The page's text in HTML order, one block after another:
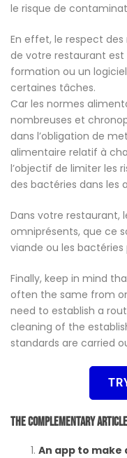
le risque de
En effet, le respect des
de votre restaurant
formation ou un
certaines tâches.
Car les normes
nombreuses et
dans l’obligation de
alimentaire relatif à
l’objectif de limiter les
des bactéries dans les
Dans votre restaurant,
omniprésents, que ce
viande ou les
Finally, keep in mind
often the same from
need to establish a
cleaning of the
standards are carried
The Complementary
An app to